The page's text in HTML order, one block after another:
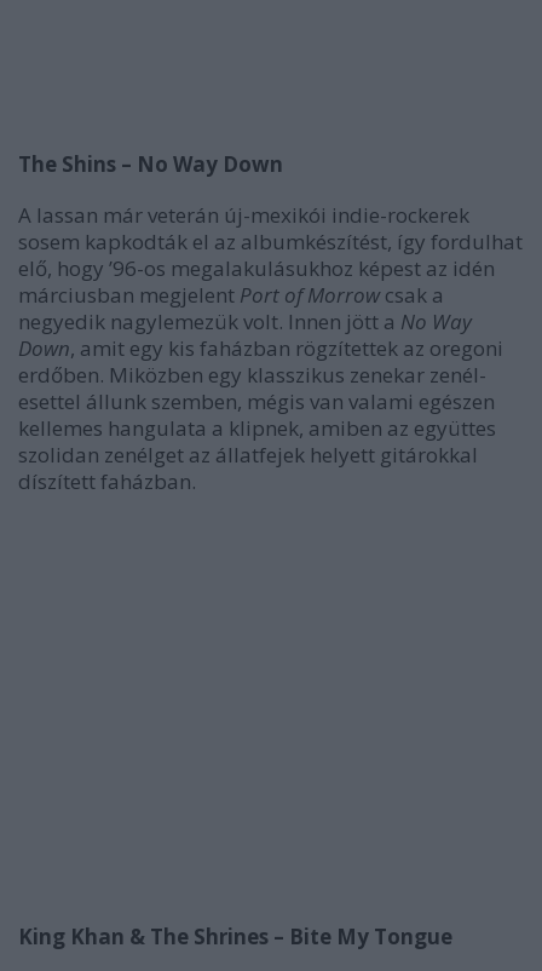
The Shins – No Way Down
A lassan már veterán új-mexikói indie-rockerek
sosem kapkodták el az albumkészítést, így fordulhat
elő, hogy ’96-os megalakulásukhoz képest az idén
márciusban megjelent Port of Morrowcsak a
negyedik nagylemezük volt. Innen jött a No Way
Down, amit egy kis faházban rögzítettek az oregoni
erdőben. Miközben egy klasszikus zenekar zenél-
esettel állunk szemben, mégis van valami egészen
kellemes hangulata a klipnek, amiben az együttes
szolidan zenélget az állatfejek helyett gitárokkal
díszített faházban.
King Khan & The Shrines – Bite My Tongue